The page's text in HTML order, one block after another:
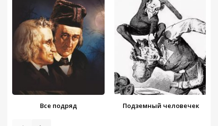
Все подряд Подземный человечек